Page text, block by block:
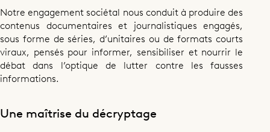
Notre engagement sociétal nous conduit à produire des
contenus documentaires et journalistiques engagés,
sous forme de séries, d’unitaires ou de formats courts
viraux, pensés pour informer, sensibiliser et nourrir le
débat dans l’optique de lutter contre les fausses
informations.
Une maîtrise du décryptage